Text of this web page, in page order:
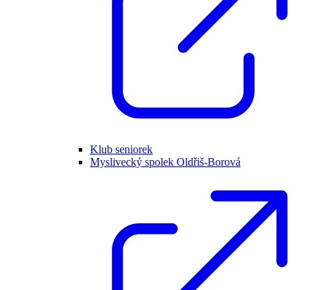
Klub seniorek
Myslivecký spolek Oldřiš-Borová